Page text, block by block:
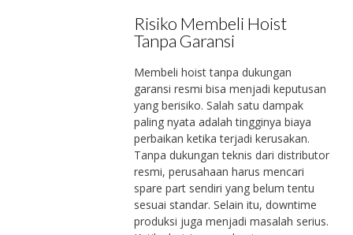
Risiko Membeli Hoist
Tanpa Garansi
Membeli hoist tanpa dukungan
garansi resmi bisa menjadi keputusan
yang berisiko. Salah satu dampak
paling nyata adalah tingginya biaya
perbaikan ketika terjadi kerusakan.
Tanpa dukungan teknis dari distributor
resmi, perusahaan harus mencari
spare part sendiri yang belum tentu
sesuai standar. Selain itu, downtime
produksi juga menjadi masalah serius.